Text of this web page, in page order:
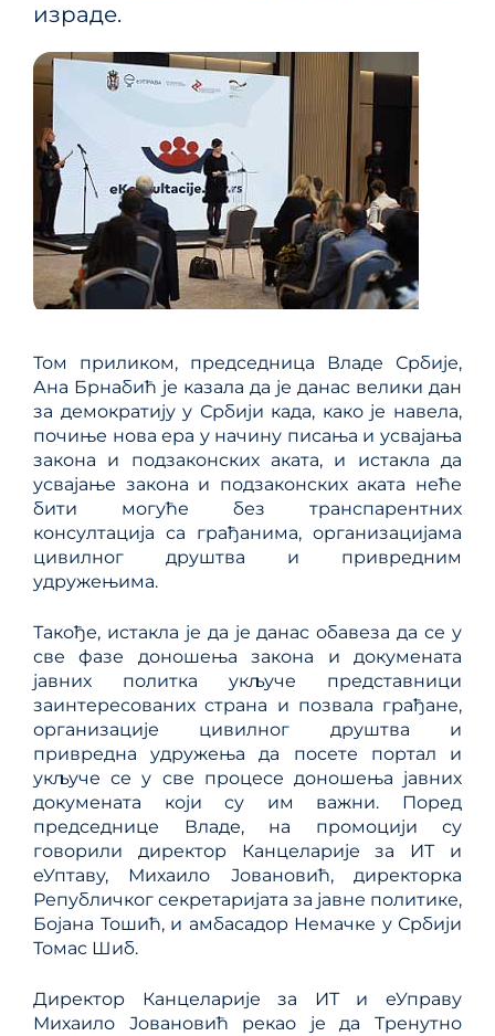
израде.
Том приликом, председница Владе Србије,
Ана Брнабић је казала да је данас велики дан
за демократију у Србији када, како је навела,
почиње нова ера у начину писања и усвајања
закона и подзаконских аката, и истакла да
усвајање закона и подзаконских аката неће
бити могуће без транспарентних
консултација са грађанима, организацијама
цивилног друштва и привредним
удружењима.
Такође, истакла је да је данас обавеза да се у
све фазе доношења закона и докумената
јавних политка укључе представници
заинтересованих страна и позвала грађане,
организације цивилног друштва и
привредна удружења да посете портал и
укључе се у све процесе доношења јавних
докумената који су им важни. Поред
председнице Владе, на промоцији су
говорили директор Канцеларије за ИТ и
еУптаву, Михаило Јовановић, директорка
Републичког секретаријата за јавне политике,
Бојана Тошић, и амбасадор Немачке у Србији
Томас Шиб.
Директор Канцеларије за ИТ и еУправу
Михаило Јовановић рекао је да Тренутно